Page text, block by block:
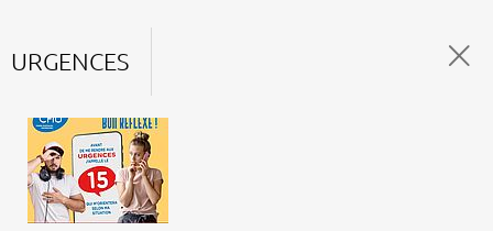
URGENCES